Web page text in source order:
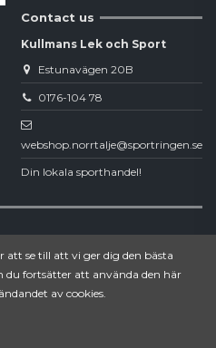
Lägg till i varukorgen
Contact us
Kullmans Lek och Sport
Estunavägen 20B
0176-104 78
webshop.norrtalje@sportringen.se
Din lokala sporthandel!
att se till att vi ger dig den bästa
du fortsätter att använda den här
av cookies.